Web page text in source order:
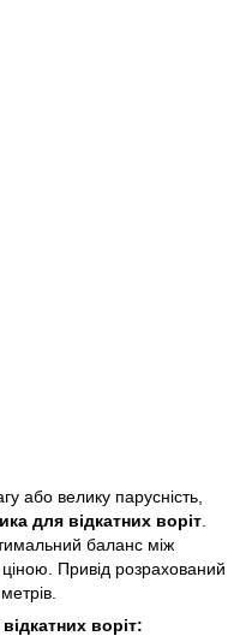
або велику парусність,
для відкатних воріт
баланс між
Привід розрахований
воріт: